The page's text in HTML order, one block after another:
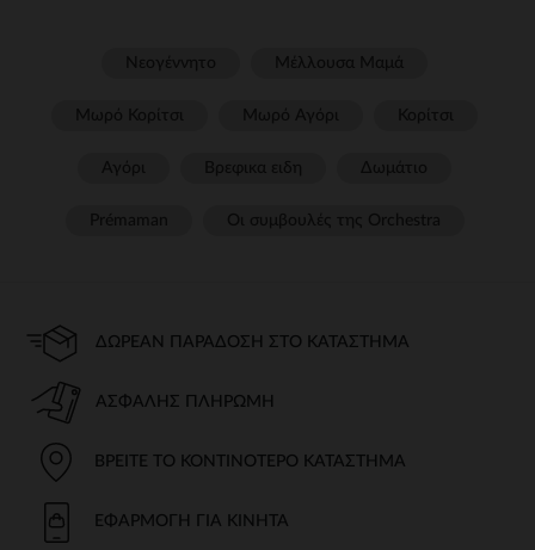
ΔΩΡΕΆΝ ΠΑΡΆΔΟΣΗ ΣΤΟ ΚΑΤΆΣΤΗΜΑ
ΑΣΦΑΛΉΣ ΠΛΗΡΩΜΉ
ΒΡΕΊΤΕ ΤΟ ΚΟΝΤΙΝΌΤΕΡΟ ΚΑΤΆΣΤΗΜΑ
ΕΦΑΡΜΟΓΉ ΓΙΑ ΚΙΝΗΤΆ